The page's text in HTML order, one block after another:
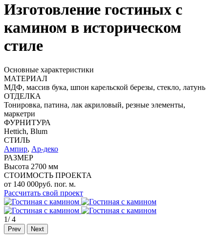
Изготовление гостиных с
камином в историческом
стиле
Основные характеристики
МАТЕРИАЛ
МДФ, массив бука, шпон карельской березы, стекло, латунь
ОТДЕЛКА
Тонировка, патина, лак акриловый, резные элементы,
маркетри
ФУРНИТУРА
Hettich, Blum
СТИЛЬ
Ампир, Ар-деко
РАЗМЕР
Высота 2700 мм
СТОИМОСТЬ ПРОЕКТА
от 140 000руб. пог. м.
Рассчитать свой проект
1/4
Prev Next